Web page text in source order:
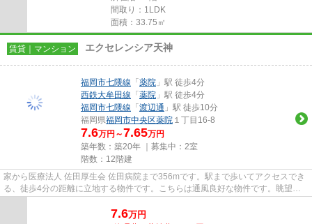
間取り：1LDK
面積：33.75㎡
賃貸｜マンション エクセレンシア天神
福岡市七隈線 「薬院 」駅 徒歩4分
西鉄大牟田線 「薬院 」駅 徒歩4分
福岡市七隈線 「渡辺通 」駅 徒歩10分
福岡県福岡市中央区薬院 １丁目16-8
7.6万円～7.65万円
築年数：築20年 ｜募集中： 2室
階数：12階建
家から医療法人 佐田厚生会 佐田病院まで356mです。駅まで歩いてアクセスでき
る、徒歩4分の距離に立地する物件です。こちらは通風良好な物件です。眺望良
好な物件で魅力的です。福岡市...
7.6万円